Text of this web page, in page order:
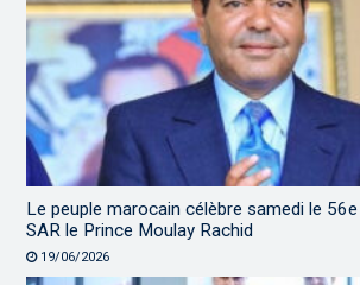
Le peuple marocain célèbre samedi le
SAR le Prince Moulay Rachid
19/06/2026